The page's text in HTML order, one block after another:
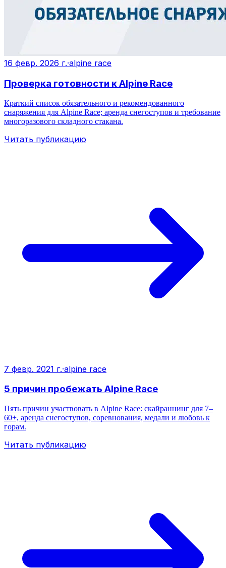
16 февр. 2026 г.·alpine race
Проверка готовности к Alpine Race
Краткий список обязательного и рекомендованного
снаряжения для Alpine Race; аренда снегоступов и требование
многоразового складного стакана.
Читать публикацию
7 февр. 2021 г.·alpine race
5 причин пробежать Alpine Race
Пять причин участвовать в Alpine Race: скайраннинг для 7–
60+, аренда снегоступов, соревнования, медали и любовь к
горам.
Читать публикацию